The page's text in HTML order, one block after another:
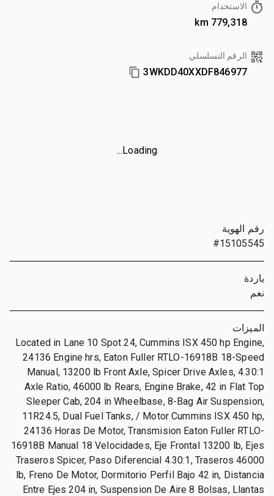
الاستخدام
779,318 km
الرقم التسلسلي
3WKDD40XXDF846977
Loading...
رقم الهوية
#15105545
ياردة
نعم
الميزات
Located in Lane 10 Spot 24, Cummins ISX 450 hp Engine,
24136 Engine hrs, Eaton Fuller RTLO-16918B 18-Speed
Manual, 13200 lb Front Axle, Spicer Drive Axles, 4.30:1
Axle Ratio, 46000 lb Rears, Engine Brake, 42 in Flat Top
Sleeper Cab, 204 in Wheelbase, 8-Bag Air Suspension,
11R24.5, Dual Fuel Tanks, / Motor Cummins ISX 450 hp,
24136 Horas De Motor, Transmision Eaton Fuller RTLO-
16918B Manual 18 Velocidades, Eje Frontal 13200 lb, Ejes
Traseros Spicer, Paso Diferencial 4.30:1, Traseros 46000
lb, Freno De Motor, Dormitorio Perfil Bajo 42 in, Distancia
Entre Ejes 204 in, Suspension De Aire 8 Bolsas, Llantas